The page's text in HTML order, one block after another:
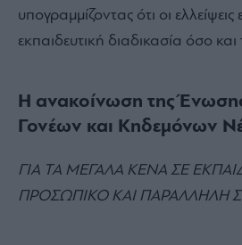
υπογραμμίζοντας ότι οι
εκπαιδευτική διαδικασία όσο και
Η ανακοίνωση της
Γονέων και Κηδεμόνων
ΓΙΑ ΤΑ ΜΕΓΑΛΑ ΚΕΝΑ ΣΕ
ΠΡΟΣΩΠΙΚΟ ΚΑΙ ΠΑΡΑΛΛΗΛΗ